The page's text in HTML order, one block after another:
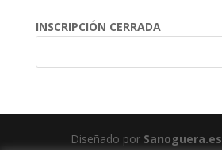
INSCRIPCIÓN CERRADA
Diseñado por Sanoguera.es